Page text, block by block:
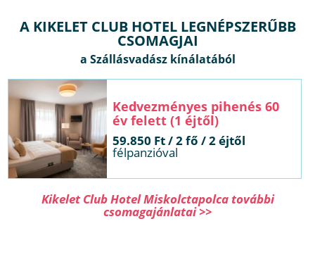
A KIKELET CLUB HOTEL LEGNÉPSZERŰBB
CSOMAGJAI
pihenés 60 év felett (1 éjtől)
/ 2 éjtőlfélpanzióval
Kikelet Club Hotel Miskolctapolca további
csomagajánlatai >>